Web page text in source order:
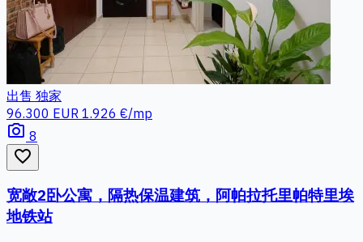
出售 独家
96.300 EUR 1.926 €/mp
photo_camera 8
favorite_border
宽敞2卧公寓，隔热保温建筑，阿帕拉托里帕特里埃
地铁站